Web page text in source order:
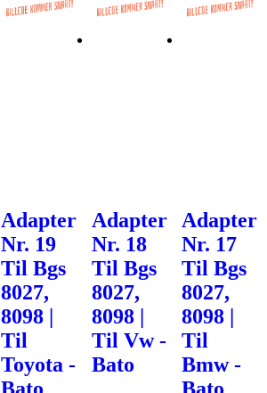
Adapter
Nr. 19
Til Bgs
8027,
8098 |
Til
Toyota -
Bato
Adapter
Nr. 18
Til Bgs
8027,
8098 |
Til Vw -
Bato
Adapter
Nr. 17
Til Bgs
8027,
8098 |
Til
Bmw -
Bato